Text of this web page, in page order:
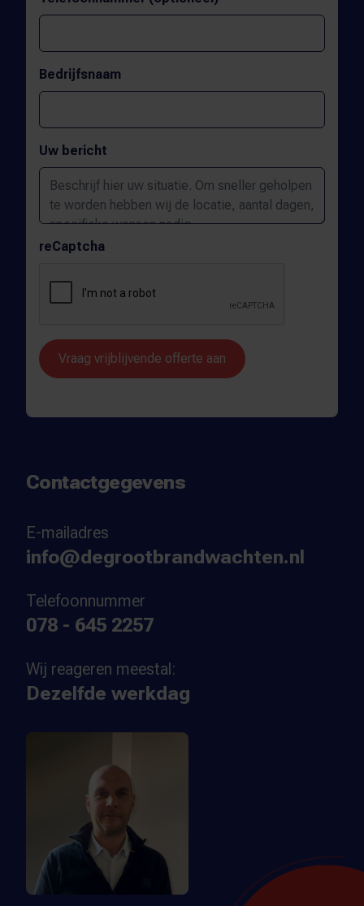
Bedrijfsnaam
Uw bericht
reCaptcha
Vraag vrijblijvende offerte aan
Contactgegevens
E-mailadres
info@degrootbrandwachten.nl
Telefoonnummer
078 - 645 2257
Wij reageren meestal:
Dezelfde werkdag